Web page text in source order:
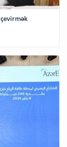
çevirmək